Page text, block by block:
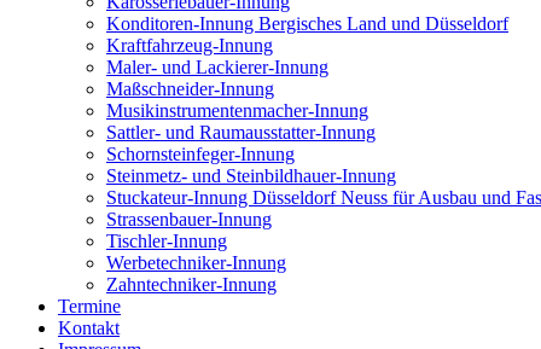
Konditoren-Innung Bergisches Land und Düsseldorf
Kraftfahrzeug-Innung
Maler- und Lackierer-Innung
Maßschneider-Innung
Musikinstrumentenmacher-Innung
Sattler- und Raumausstatter-Innung
Schornsteinfeger-Innung
Steinmetz- und Steinbildhauer-Innung
Stuckateur-Innung Düsseldorf Neuss für Ausbau und
Strassenbauer-Innung
Tischler-Innung
Werbetechniker-Innung
Zahntechniker-Innung
Termine
Kontakt